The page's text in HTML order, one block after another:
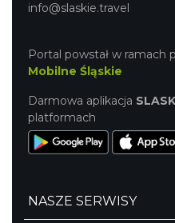
info@slaskie.travel
Portal powstał w ramach
Mobilne Śląskie
Darmowa aplikacja
platformach
NASZE SERWISY